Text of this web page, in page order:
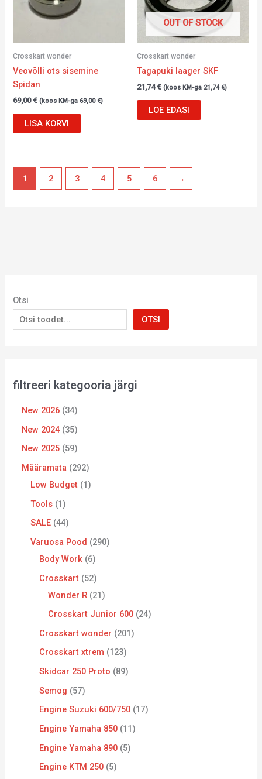
Otsi
OTSI
filtreeri kategooria järgi
New 2026 34
New 2024 35
New 2025 59
Määramata 292
Low Budget 1
Tools 1
SALE 44
Varuosa Pood
290
Body Work 6
Crosskart
52
Wonder R 21
Crosskart Junior 600 24
Crosskart wonder
201
Crosskart xtrem
123
Skidcar 250 Proto
89
Semog
57
Engine Suzuki 600/750 17
Engine Yamaha 850 11
Engine Yamaha 890 5
Engine KTM 250 5
Crosskart wonder
Veovõlli ots sisemine
Spidan
69,00€ (koos KM-ga69,00 €)
LISA KORVI
OUT OF STOCK
Crosskart wonder
Tagapuki laager SKF
21,74€ (koos KM-ga 21,74 €)
LOE EDASI
1 2 3 4 5 6 →